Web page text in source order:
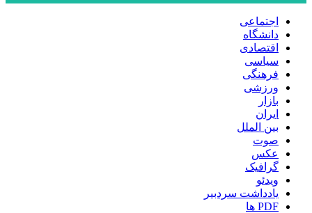
اجتماعی
دانشگاه
اقتصادی
سیاسی
فرهنگی
ورزشی
بازار
ایران
بین الملل
صوت
عکس
گرافیک
ویدئو
یادداشت سردبیر
PDF ها